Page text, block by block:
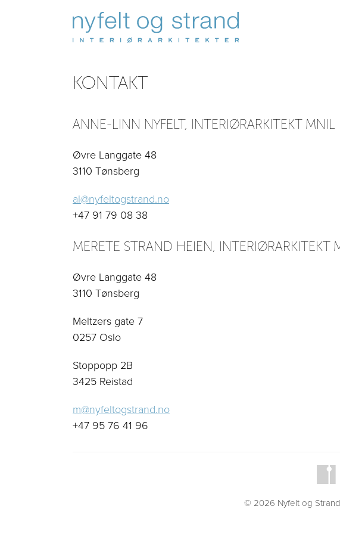
KONTAKT
ANNE-LINN NYFELT, INTERIØRARKITEKT MNIL
Øvre Langgate 48
3110 Tønsberg
al@nyfeltogstrand.no
+47 91 79 08 38
MERETE STRAND HEIEN, INTERIØRARKITEKT
Øvre Langgate 48
3110 Tønsberg
Meltzers gate 7
0257 Oslo
Stoppopp 2B
3425 Reistad
m@nyfeltogstrand.no
+47 95 76 41 96
© 2026 Nyfelt og